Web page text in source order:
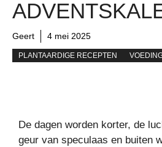
Geert 4 mei 2025
PLANTAARDIGE RECEPTEN
De dagen worden korter, de
geur van speculaas en buiten